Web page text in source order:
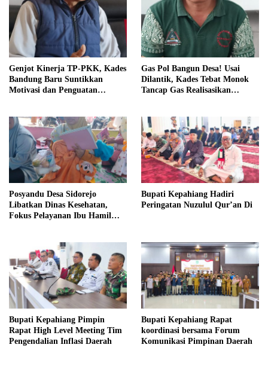
Genjot Kinerja TP-PKK, Kades
Bandung Baru Suntikkan
Motivasi dan Penguatan
Gas Pol Bangun Desa! Usai
Dilantik, Kades Tebat Monok
Tancap Gas Realisasikan
Posyandu Desa Sidorejo
Libatkan Dinas Kesehatan,
Fokus Pelayanan Ibu Hamil
Bupati Kepahiang Hadiri
Peringatan Nuzulul Qur’an Di
Bupati Kepahiang Pimpin
Rapat High Level Meeting Tim
Pengendalian Inflasi Daerah
Bupati Kepahiang Rapat
koordinasi bersama Forum
Komunikasi Pimpinan Daerah